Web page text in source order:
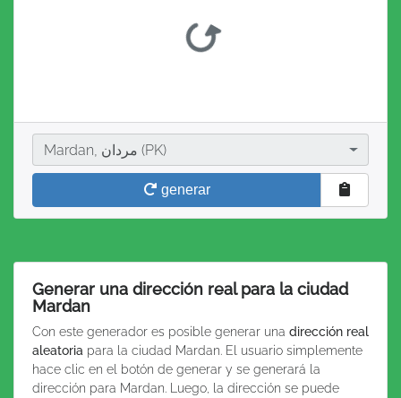
Ciudad Mardan, مردان (PK)
generar
Generar una dirección real para la ciudad
Mardan
Con este generador es posible generar una dirección real
aleatoria para la ciudad Mardan. El usuario simplemente
hace clic en el botón de generar y se generará la
dirección para Mardan. Luego, la dirección se puede